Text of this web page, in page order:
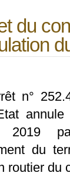
du
n°
2019
du
routier du